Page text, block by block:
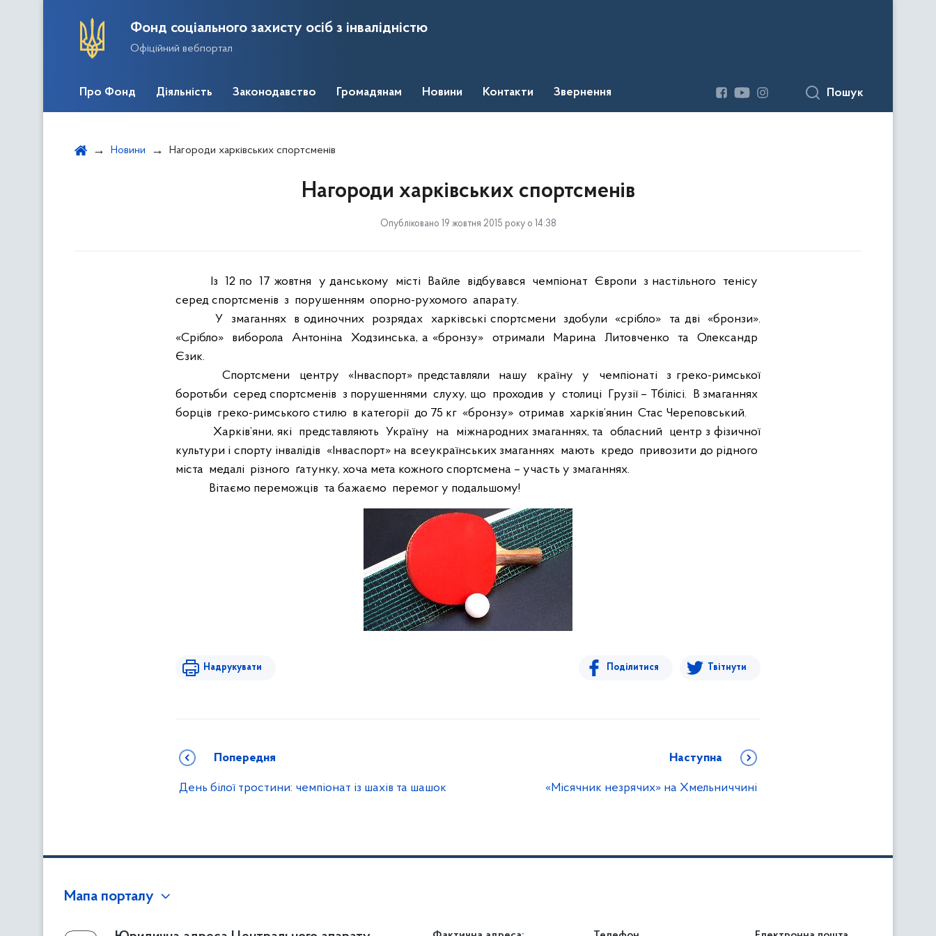
Фонд соціального захисту осіб з інвалідністю
Офіційний вебпортал
Про Фонд Діяльність Законодавство Громадянам Новини Контакти Звернення Пошук
Новини Нагороди харківських спортсменів
Нагороди харківських спортсменів
Опубліковано 19 жовтня 2015 року о 14:38
Із 12 по 17 жовтня у данському місті Вайле відбувався чемпіонат Європи з настільного
тенісу
серед спортсменів з порушенням опорно-рухомого апарату.
У
змаганнях в одиночних розрядах харківські спортсмени здобули «срібло» та дві
«бронзи».
«Срібло»
виборола Антоніна Ходзинська, а «бронзу» отримали Марина Литовченко та
Олександр
Єзик.
Спортсмени
центру «Інваспорт» представляли нашу країну у чемпіонаті
з греко-римської
боротьби серед спортсменів з порушеннями слуху, що проходив у столиці Грузії – Тбілісі. В змаганнях
борців греко-римського стилю в категорії до 75 кг «бронзу» отримав харків’янин Стас Череповський.
Харків’яни, які
представляють Україну на міжнародних змаганнях, та обласний
центр з фізичної
культури і спорту інвалідів «Інваспорт» на всеукраїнських змаганнях мають кредо привозити до рідного
міста медалі різного ґатунку, хоча мета кожного спортсмена – участь у змаганнях.
Вітаємо переможців та бажаємо перемог у подальшому!
Надрукувати Поділитися Твітнути
Попередня
День білої тростини: чемпіонат із шахів та шашок
Наступна
«Місячник незрячих» на Хмельниччині
Мапа порталу